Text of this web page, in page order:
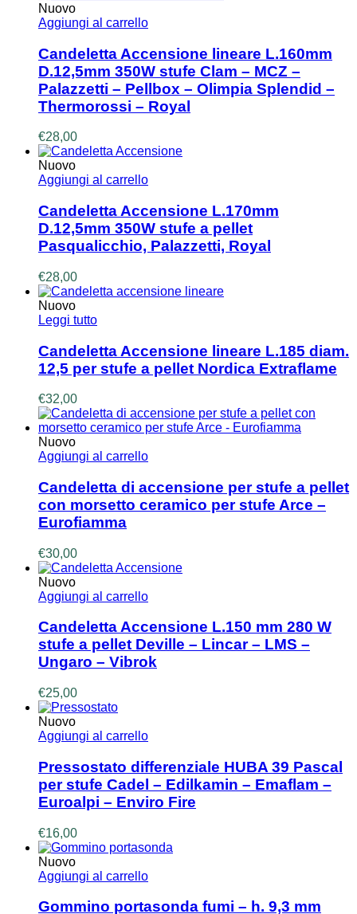
Nuovo
Aggiungi al carrello
Candeletta Accensione lineare L.160mm
D.12,5mm 350W stufe Clam – MCZ –
Palazzetti – Pellbox – Olimpia Splendid –
Thermorossi – Royal
€28,00
Nuovo
Aggiungi al carrello
Candeletta Accensione L.170mm
D.12,5mm 350W stufe a pellet
Pasqualicchio, Palazzetti, Royal
€28,00
Nuovo
Leggi tutto
Candeletta Accensione lineare L.185 diam.
12,5 per stufe a pellet Nordica Extraflame
€32,00
Nuovo
Aggiungi al carrello
Candeletta di accensione per stufe a pellet
con morsetto ceramico per stufe Arce –
Eurofiamma
€30,00
Nuovo
Aggiungi al carrello
Candeletta Accensione L.150 mm 280 W
stufe a pellet Deville – Lincar – LMS –
Ungaro – Vibrok
€25,00
Nuovo
Aggiungi al carrello
Pressostato differenziale HUBA 39 Pascal
per stufe Cadel – Edilkamin – Emaflam –
Euroalpi – Enviro Fire
€16,00
Nuovo
Aggiungi al carrello
Gommino portasonda fumi – h. 9,3 mm